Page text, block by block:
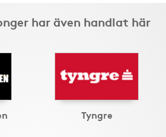
har även handlat här
Tyngre